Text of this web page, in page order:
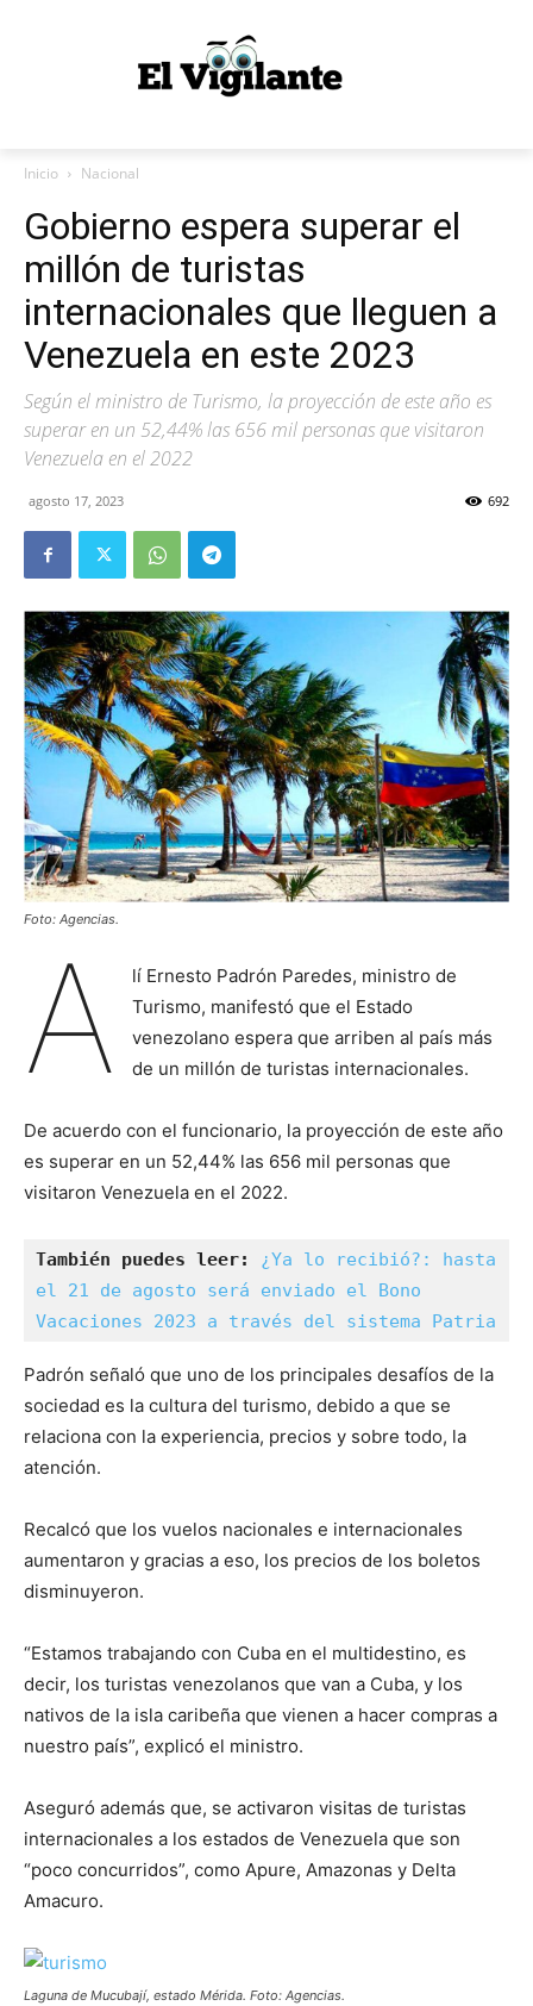
Inicio Nacional
Gobierno espera superar el
millón de turistas
internacionales que lleguen a
Venezuela en este 2023
Según el ministro de Turismo, la proyección de este año es
superar en un 52,44% las 656 mil personas que visitaron
Venezuela en el 2022
agosto 17, 2023 692
Foto: Agencias.
A
lí Ernesto Padrón Paredes, ministro de
Turismo, manifestó que el Estado
venezolano espera que arriben al país más
de un millón de turistas internacionales.
De acuerdo con el funcionario, la proyección de este año
es superar en un 52,44% las 656 mil personas que
visitaron Venezuela en el 2022.
También puedes leer: ¿Ya lo recibió?: hasta
el 21 de agosto será enviado el Bono
Vacaciones 2023 a través del sistema Patria
Padrón señaló que uno de los principales desafíos de la
sociedad es la cultura del turismo, debido a que se
relaciona con la experiencia, precios y sobre todo, la
atención.
Recalcó que los vuelos nacionales e internacionales
aumentaron y gracias a eso, los precios de los boletos
disminuyeron.
“Estamos trabajando con Cuba en el multidestino, es
decir, los turistas venezolanos que van a Cuba, y los
nativos de la isla caribeña que vienen a hacer compras a
nuestro país”, explicó el ministro.
Aseguró además que, se activaron visitas de turistas
internacionales a los estados de Venezuela que son
“poco concurridos”, como Apure, Amazonas y Delta
Amacuro.
Laguna de Mucubají, estado Mérida. Foto: Agencias.